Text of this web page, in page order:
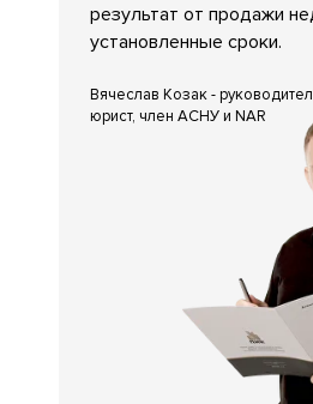
результат от продажи
установленные сроки.
Вячеслав Козак -
юрист, член АСНУ и NAR